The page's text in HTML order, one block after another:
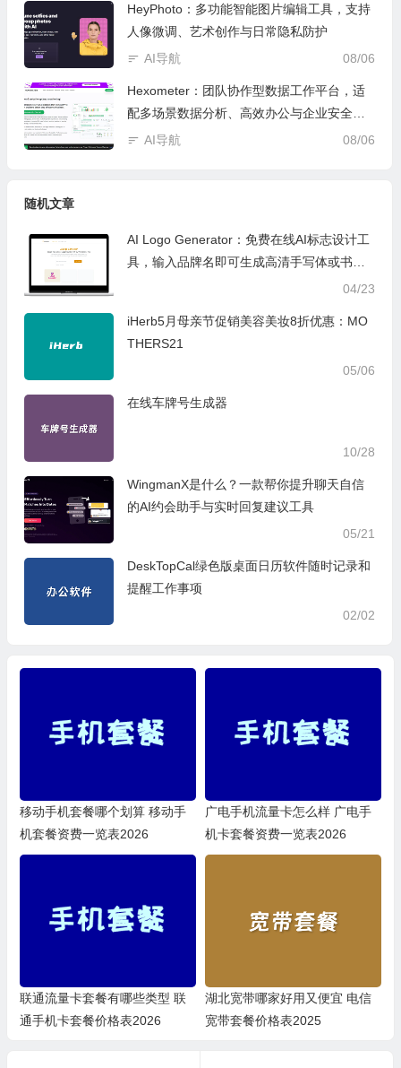
HeyPhoto：多功能智能图片编辑工具，支持
人像微调、艺术创作与日常隐私防护
08/06
AI导航
Hexometer：团队协作型数据工作平台，适
配多场景数据分析、高效办公与企业安全管
控
08/06
AI导航
随机文章
AI Logo Generator：免费在线AI标志设计工
具，输入品牌名即可生成高清手写体或书法
04/23
iHerb5月母亲节促销美容美妆8折优惠：MO
THERS21
05/06
在线车牌号生成器
10/28
WingmanX是什么？一款帮你提升聊天自信
的AI约会助手与实时回复建议工具
05/21
DeskTopCal绿色版桌面日历软件随时记录和
提醒工作事项
02/02
移动手机套餐哪个划算 移动手
机套餐资费一览表2026
广电手机流量卡怎么样 广电手
机卡套餐资费一览表2026
联通流量卡套餐有哪些类型 联
通手机卡套餐价格表2026
湖北宽带哪家好用又便宜 电信
宽带套餐价格表2025